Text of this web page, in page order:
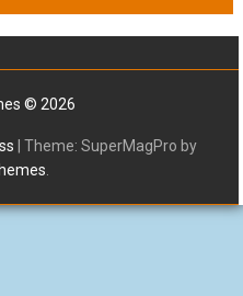
© 2026
Theme: SuperMagPro by